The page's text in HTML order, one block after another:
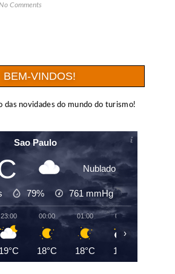
No Comments
BEM-VINDOS!
das novidades do mundo do turismo!
Sao Paulo
Nublado
79% 761 mmHg
23:00
19°C
00:00
18°C
01:00
18°C
02:00
18°C
›